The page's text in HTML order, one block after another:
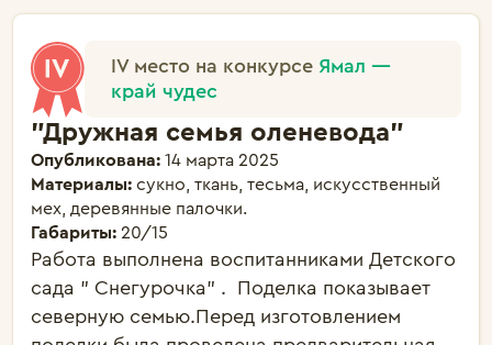
IV место на конкурсе Ямал —
край чудес
"Дружная семья оленевода"
Опубликована: 14 марта 2025
Материалы: сукно, ткань, тесьма, искусственный
мех, деревянные палочки.
Габариты: 20/15
Работа выполнена воспитанниками Детского
сада " Снегурочка" .  Поделка показывает
северную семью.Перед изготовлением